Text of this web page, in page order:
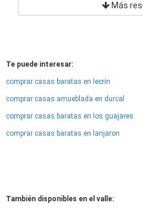
Más
Te puede interesar:
comprar casas baratas en lecrin
comprar casas amueblada en durcal
comprar casas baratas en los guajares
comprar casas baratas en lanjaron
También disponibles en el valle: